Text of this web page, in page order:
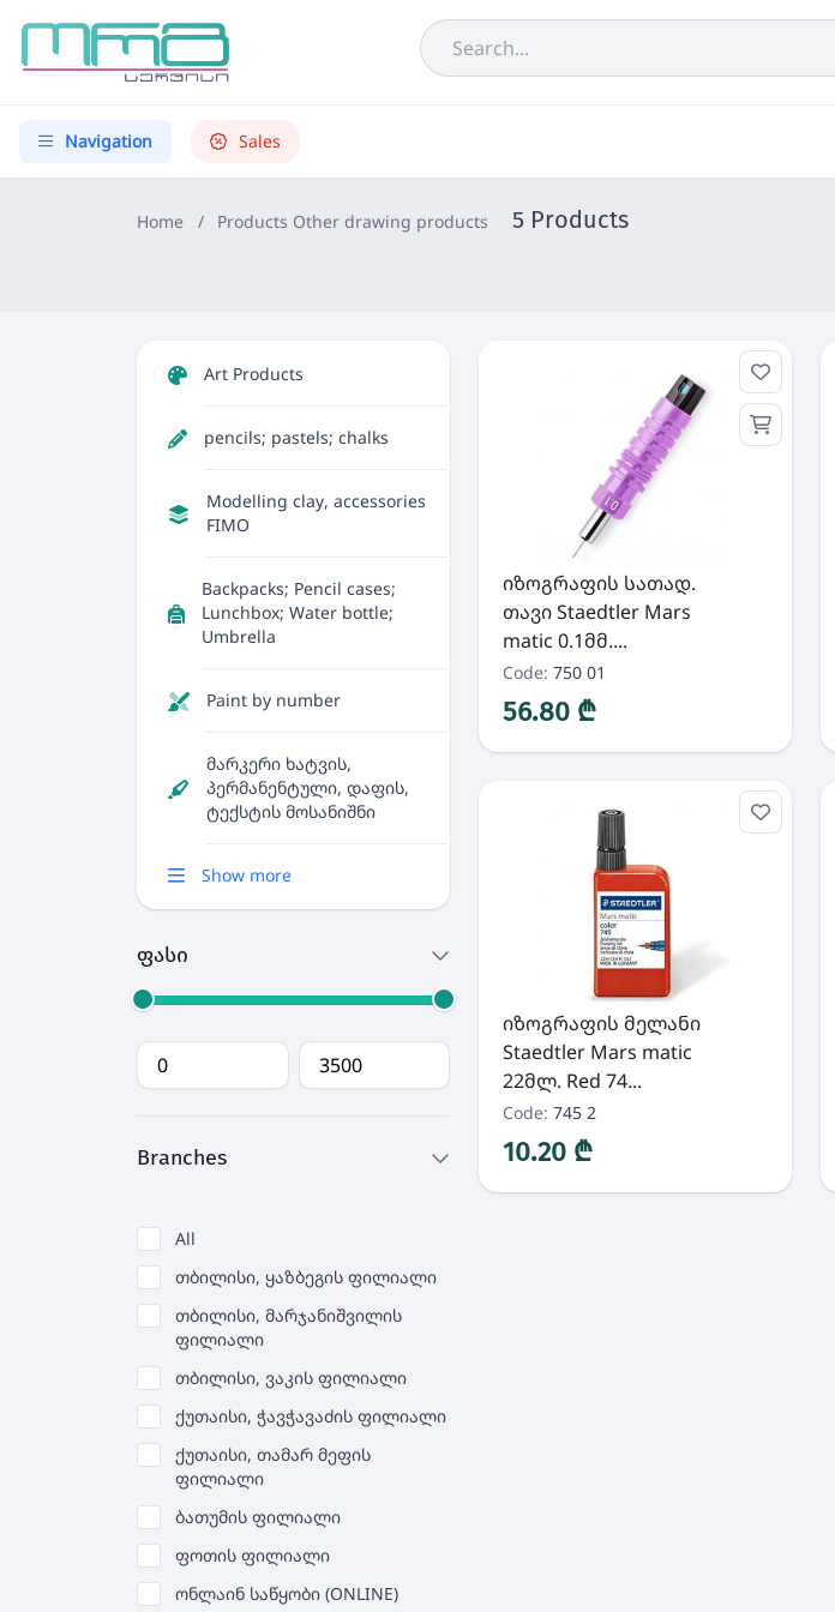
Navigation Sales
Home / Products Other drawing products 5 Products
Art Products
pencils; pastels; chalks
Modelling clay, accessories
FIMO
Backpacks; Pencil cases;
Lunchbox; Water bottle;
Umbrella
Paint by number
მარკერი ხატვის,
პერმანენტული, დაფის,
ტექსტის მოსანიშნი
Show more
ფასი
Branches
All
თბილისი, ყაზბეგის ფილიალი
თბილისი, მარჯანიშვილის
ფილიალი
თბილისი, ვაკის ფილიალი
ქუთაისი, ჭავჭავაძის ფილიალი
ქუთაისი, თამარ მეფის
ფილიალი
ბათუმის ფილიალი
ფოთის ფილიალი
ონლაინ საწყობი (ONLINE)
იზოგრაფის სათად.
თავი Staedtler Mars
matic 0.1მმ....
Code: 750 01
56.80 ₾
იზოგრაფის მელანი
Staedtler Mars matic
22მლ. Red 74...
Code: 745 2
10.20 ₾